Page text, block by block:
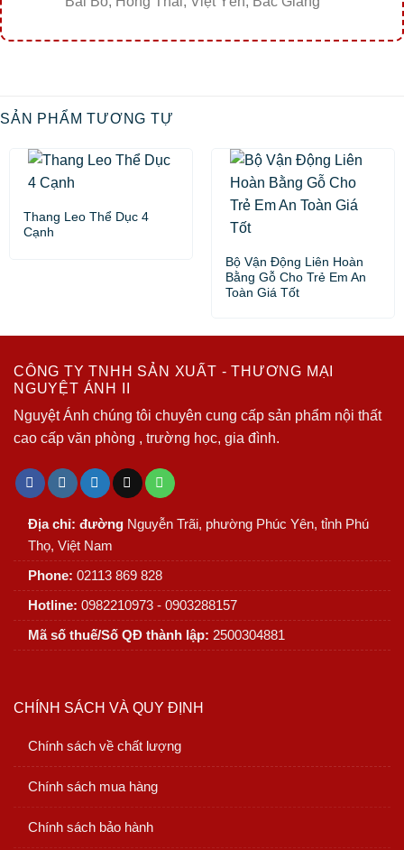
SẢN PHẨM TƯƠNG TỰ
Thang Leo Thể Dục 4
Cạnh
Bộ Vận Động Liên Hoàn
Bằng Gỗ Cho Trẻ Em An
Toàn Giá Tốt
CÔNG TY TNHH SẢN XUẤT - THƯƠNG MẠI
NGUYỆT ÁNH II
Nguyệt Ánh chúng tôi chuyên cung cấp sản phẩm nội thất
cao cấp văn phòng , trường học, gia đình.
Địa chỉ: đường Nguyễn Trãi, phường Phúc Yên, tỉnh Phú
Thọ, Việt Nam
Phone: 02113 869 828
Hotline: 0982210973 - 0903288157
Mã số thuế/Số QĐ thành lập: 2500304881
CHÍNH SÁCH VÀ QUY ĐỊNH
Chính sách về chất lượng
Chính sách mua hàng
Chính sách bảo hành